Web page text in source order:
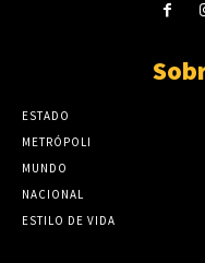
ESTADO
METRÓPOLI
MUNDO
NACIONAL
ESTILO DE VIDA